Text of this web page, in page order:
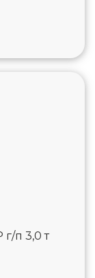
п 3,0 т